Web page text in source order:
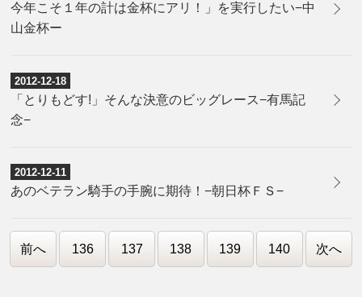
今年こそ１年の計は金杯にアリ！」を実行したい−中
山金杯ー
2012-12-18
「とりもどす!」そんな決意のビッグレース−有馬記
念−
2012-12-11
あのベテラン騎手の手腕に期待！−朝日杯ＦＳ−
前へ 136 137 138 139 140 次へ